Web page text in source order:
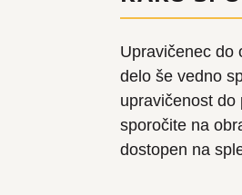
Upravičenec do
delo še vedno
upravičenost do
sporočite na
dostopen na